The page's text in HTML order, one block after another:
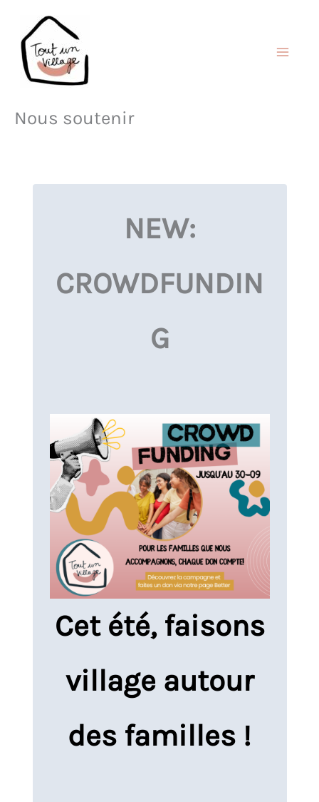
contenu
Nous soutenir
NEW:
CROWDFUNDIN
G
Cet été, faisons
village autour
des familles !